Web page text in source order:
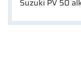
Suzuki PV 50